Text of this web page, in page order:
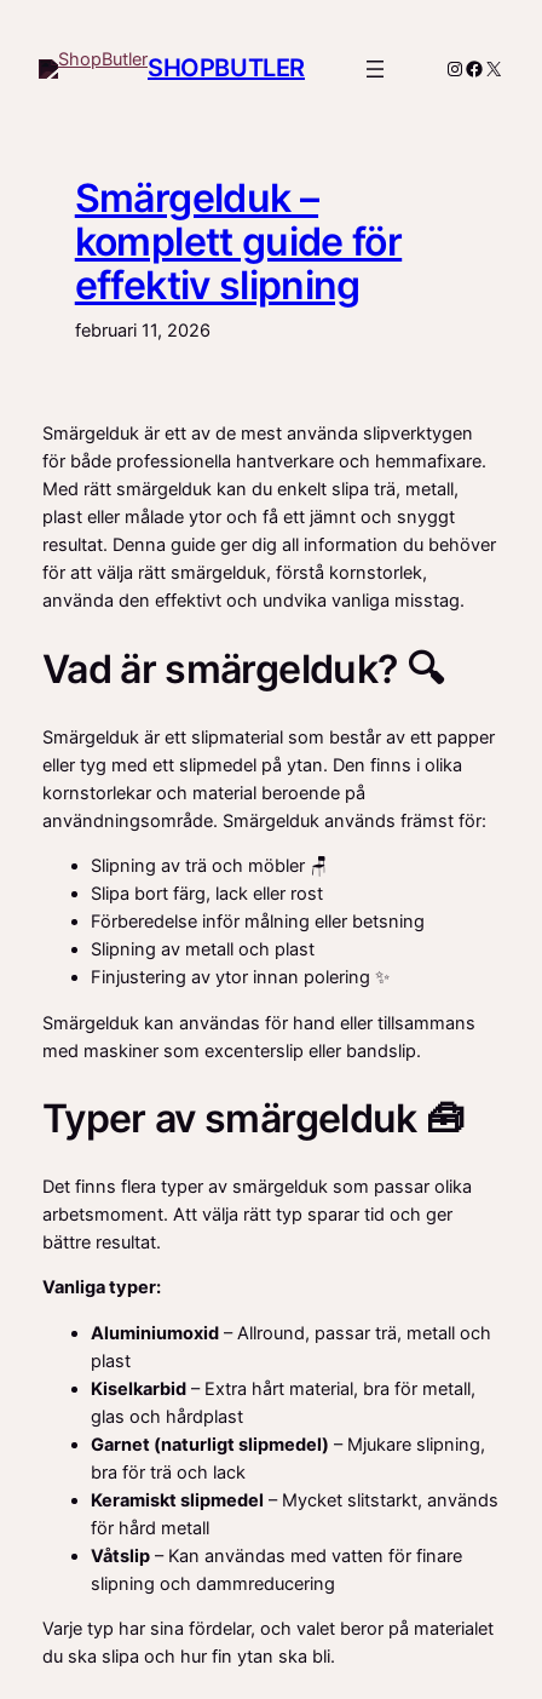
innehåll
SHOPBUTLER Instagram
X
Smärgelduk –
komplett guide för
effektiv slipning
februari 11, 2026
Smärgelduk är ett av de mest använda slipverktygen
för både professionella hantverkare och hemmafixare.
Med rätt smärgelduk kan du enkelt slipa trä, metall,
plast eller målade ytor och få ett jämnt och snyggt
resultat. Denna guide ger dig all information du behöver
för att välja rätt smärgelduk, förstå kornstorlek,
använda den effektivt och undvika vanliga misstag.
Vad är smärgelduk? 🔍
Smärgelduk är ett slipmaterial som består av ett papper
eller tyg med ett slipmedel på ytan. Den finns i olika
kornstorlekar och material beroende på
användningsområde. Smärgelduk används främst för:
Slipning av trä och möbler 🪑
Slipa bort färg, lack eller rost
Förberedelse inför målning eller betsning
Slipning av metall och plast
Finjustering av ytor innan polering ✨
Smärgelduk kan användas för hand eller tillsammans
med maskiner som excenterslip eller bandslip.
Typer av smärgelduk 🧰
Det finns flera typer av smärgelduk som passar olika
arbetsmoment. Att välja rätt typ sparar tid och ger
bättre resultat.
Vanliga typer:
Aluminiumoxid– Allround, passar trä, metall och
plast
Kiselkarbid– Extra hårt material, bra för metall,
glas och hårdplast
Garnet (naturligt slipmedel) – Mjukare slipning,
bra för trä och lack
Keramiskt slipmedel – Mycket slitstarkt, används
för hård metall
Våtslip– Kan användas med vatten för finare
slipning och dammreducering
Varje typ har sina fördelar, och valet beror på materialet
du ska slipa och hur fin ytan ska bli.